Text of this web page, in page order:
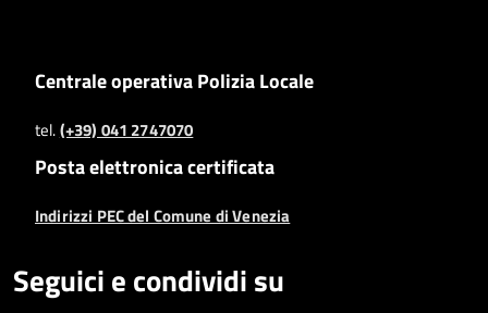
Centrale operativa Polizia Locale
tel.(+39) 041 2747070
Posta elettronica certificata
Indirizzi PEC del Comune di Venezia
Seguici e condividi su